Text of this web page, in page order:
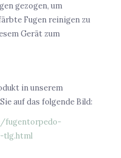
gezogen, um
Fugen reinigen zu
Gerät zum
in unserem
auf das folgende Bild:
fugentorpedo-
tlg.html